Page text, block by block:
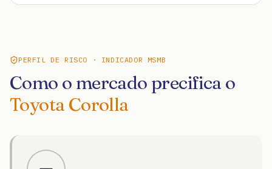
PERFIL DE RISCO · INDICADOR MSMB
Como o mercado precifica o
Toyota Corolla